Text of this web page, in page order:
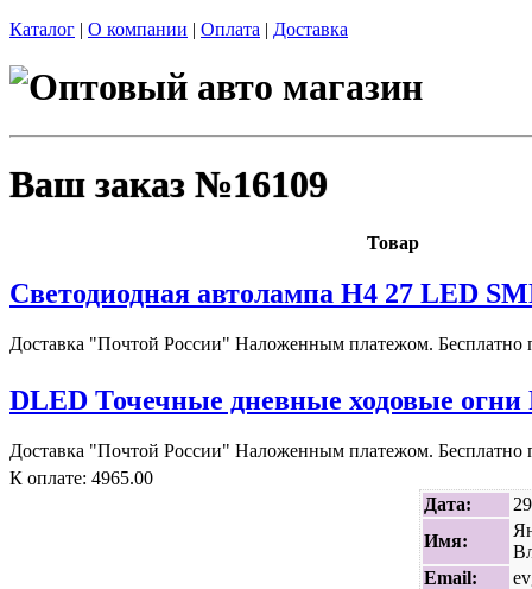
Каталог | О компании | Оплата | Доставка
Ваш заказ №16109
Товар
К оплате: 4965.00
Светодиодная автолампа H4 27 LED
Доставка "Почтой России" Наложенным платежом. Бесплатно
DLED Точечные дневные ходовые огни
Доставка "Почтой России" Наложенным платежом. Бесплатно
Дата:
Имя:
Email: